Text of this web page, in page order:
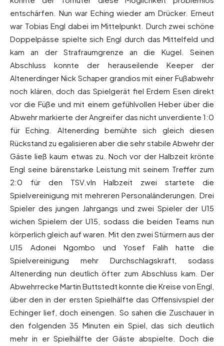
entschärfen. Nun war Eching wieder am Drücker. Erneut
war Tobias Engl dabei im Mittelpunkt. Durch zwei schöne
Doppelpässe spielte sich Engl durch das Mittelfeld und
kam an der Strafraumgrenze an die Kugel. Seinen
Abschluss konnte der herauseilende Keeper der
Altenerdinger Nick Schaper grandios mit einer Fußabwehr
noch klären, doch das Spielgerät fiel Erdem Esen direkt
vor die Füße und mit einem gefühlvollen Heber über die
Abwehr markierte der Angreifer das nicht unverdiente 1:0
für Eching. Altenerding bemühte sich gleich diesen
Rückstand zu egalisieren aber die sehr stabile Abwehr der
Gäste ließ kaum etwas zu. Noch vor der Halbzeit krönte
Engl seine bärenstarke Leistung mit seinem Treffer zum
2:0 für den TSV.vIn Halbzeit zwei startete die
Spielvereinigung mit mehreren Personaländerungen. Drei
Spieler des jungen Jahrgangs und zwei Spieler der U15
wichen Spielern der U15, sodass die beiden Teams nun
körperlich gleich auf waren. Mit den zwei Stürmern aus der
U15 Adonei Ngombo und Yosef Falih hatte die
Spielvereinigung mehr Durchschlagskraft, sodass
Altenerding nun deutlich öfter zum Abschluss kam. Der
Abwehrrecke Martin Buttstedt konnte die Kreise von Engl,
über den in der ersten Spielhälfte das Offensivspiel der
Echinger lief, doch einengen. So sahen die Zuschauer in
den folgenden 35 Minuten ein Spiel, das sich deutlich
mehr in er Spielhälfte der Gäste abspielte. Doch die